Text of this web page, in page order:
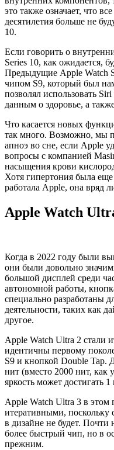
это также означает, что
десятилетия больше не
10.
Если говорить о
Series 10, как ожидается,
Предыдущие Apple Watch
чипом S9, который был
позволял использовать
данным о здоровье, а
Что касается новых
так много. Возможно, мы
апноэ во сне, если Apple
вопросы с компанией
насыщения крови
Хотя гипертония была
работала Apple, она вряд
Apple Watch
Когда в 2022 году были
они были довольно
большой дисплей среди
автономной работы,
специально разработаны
деятельности, таких как
другое.
Apple Watch Ultra 2 стали
идентичны первому
S9 и кнопкой Double Tap.
нит (вместо 2000 нит,
яркость может достигать 1
Apple Watch Ultra 3 в этом
итеративными, поскольку
в дизайне не будет. Почти
более быстрый чип, но в
прежним.